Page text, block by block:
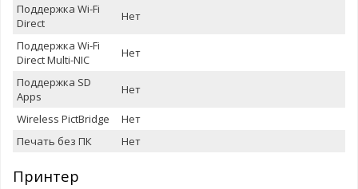
Поддержка Wi-Fi
Direct
Нет
Поддержка Wi-Fi
Direct Multi-NIC
Нет
Поддержка SD
Apps
Нет
Wireless PictBridge
Нет
Печать без ПК
Нет
Принтер